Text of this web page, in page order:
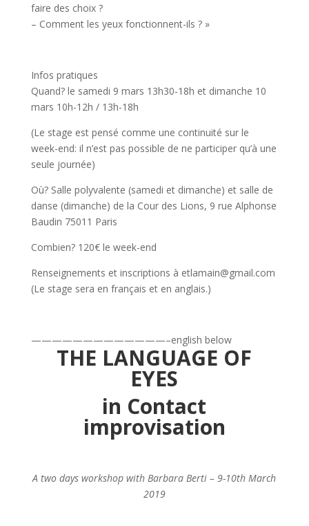
faire des choix ?
– Comment les yeux fonctionnent-ils ? »
Infos pratiques
Quand? le samedi 9 mars 13h30-18h et dimanche 10
mars 10h-12h / 13h-18h
(Le stage est pensé comme une continuité sur le
week-end: il n’est pas possible de ne participer qu’à une
seule journée)
Où? Salle polyvalente (samedi et dimanche) et salle de
danse (dimanche) de la Cour des Lions, 9 rue Alphonse
Baudin 75011 Paris
Combien? 120€ le week-end
Renseignements et inscriptions à etlamain@gmail.com
(Le stage sera en français et en anglais.)
—————————————–english below
THE LANGUAGE OF
EYES
in Contact
improvisation
A two days workshop with Barbara Berti – 9-10th March
2019